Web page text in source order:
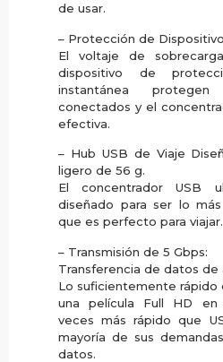
de usar.
– Protección de
El voltaje de
dispositivo de
instantánea
conectados y el
efectiva.
– Hub USB de Viaje
ligero de 56 g.
El concentrador USB
diseñado para ser lo
que es perfecto para viajar.
– Transmisión de 5 Gbps:
Transferencia de datos de
Lo suficientemente rápido
una película Full HD en
veces más rápido que
mayoría de sus
datos.